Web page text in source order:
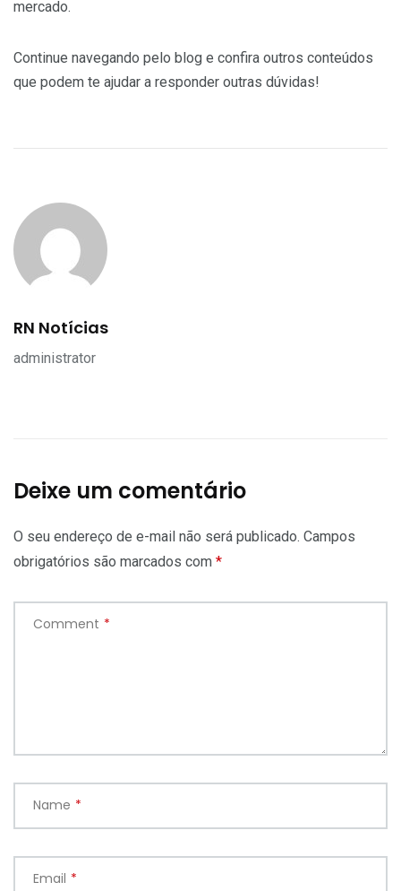
mercado.
Continue navegando pelo blog e confira outros conteúdos
que podem te ajudar a responder outras dúvidas!
RN Notícias
administrator
Deixe um comentário
O seu endereço de e-mail não será publicado. Campos
obrigatórios são marcados com *
Comment *
Name *
Email *